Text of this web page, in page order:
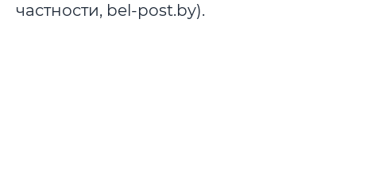
частности, bel-post.by).